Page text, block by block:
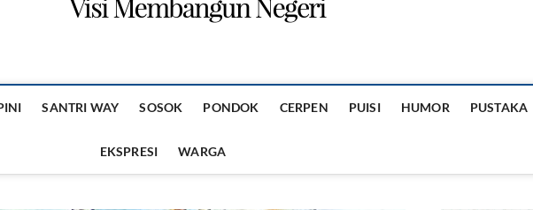
SANTRI WAY SOSOK PONDOK CERPEN PUISI HUMOR PUSTAKA
EKSPRESI WARGA